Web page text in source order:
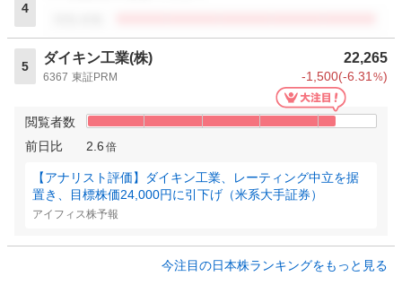
4
5
ダイキン工業(株) 22,265
6367 東証PRM -1,500(-6.31%)
閲覧者数
前日比
2.6 倍
【アナリスト評価】ダイキン工業、レーティング中立を据
置き、目標株価24,000円に引下げ（米系大手証券）
アイフィス株予報
今注目の日本株ランキングをもっと見る